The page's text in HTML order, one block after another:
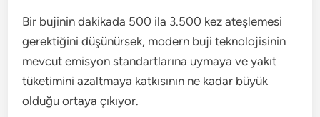
Bir bujinin dakikada 500 ila 3.500 kez ateşlemesi
gerektiğini düşünürsek, modern buji teknolojisinin
mevcut emisyon standartlarına uymaya ve yakıt
tüketimini azaltmaya katkısının ne kadar büyük
olduğu ortaya çıkıyor.